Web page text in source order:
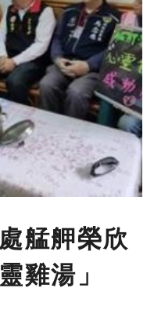
艋舺榮欣
雞湯」